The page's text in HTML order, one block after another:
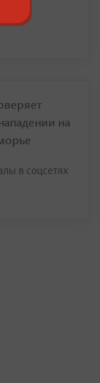
на
в соцсетях